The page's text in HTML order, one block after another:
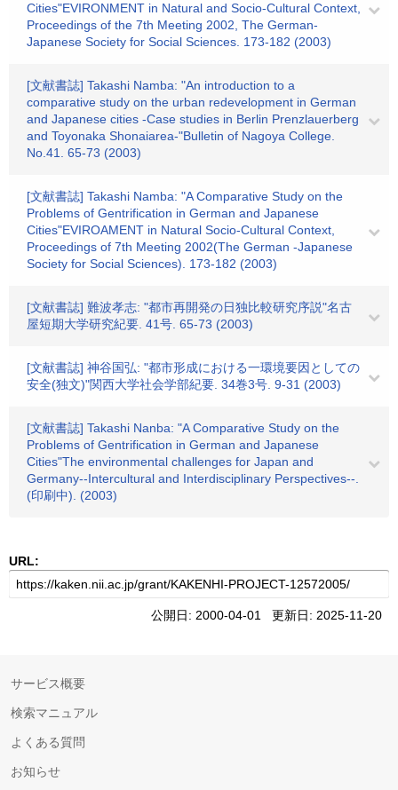
Cities"EVIRONMENT in Natural and Socio-Cultural Context,
Proceedings of the 7th Meeting 2002, The German-
Japanese Society for Social Sciences. 173-182 (2003)
[文献書誌] Takashi Namba: "An introduction to a
comparative study on the urban redevelopment in German
and Japanese cities -Case studies in Berlin Prenzlauerberg
and Toyonaka Shonaiarea-"Bulletin of Nagoya College.
No.41. 65-73 (2003)
[文献書誌] Takashi Namba: "A Comparative Study on the
Problems of Gentrification in German and Japanese
Cities"EVIROAMENT in Natural Socio-Cultural Context,
Proceedings of 7th Meeting 2002(The German -Japanese
Society for Social Sciences). 173-182 (2003)
[文献書誌] 難波孝志: "都市再開発の日独比較研究序説"名古
屋短期大学研究紀要. 41号. 65-73 (2003)
[文献書誌] 神谷国弘: "都市形成における一環境要因としての
安全(独文)"関西大学社会学部紀要. 34巻3号. 9-31 (2003)
[文献書誌] Takashi Nanba: "A Comparative Study on the
Problems of Gentrification in German and Japanese
Cities"The environmental challenges for Japan and
Germany--Intercultural and Interdisciplinary Perspectives--.
(印刷中). (2003)
URL:
公開日: 2000-04-01 更新日: 2025-11-20
サービス概要
検索マニュアル
よくある質問
お知らせ